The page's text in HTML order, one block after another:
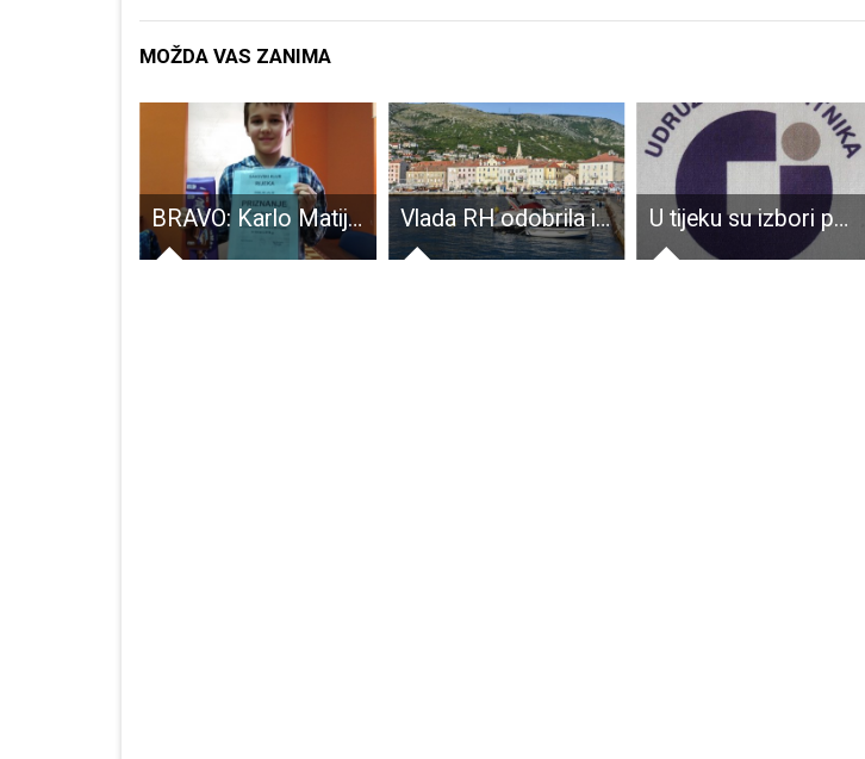
MOŽDA VAS ZANIMA
BRAVO: Karlo Matijević izvrstan, novi uspjeh kadeta šahovskog kluba Gospić Vlada RH odobrila izgradnju novog centra za starije u Senju vrijednog 10.852.462,57 eura U tijeku su izbori po cehovima u Udruženju obrtnika Gospić